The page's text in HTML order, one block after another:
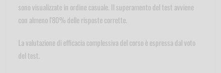
sono visualizzate in ordine casuale. Il superamento del test avviene
con almeno l'80% delle risposte corrette.
La valutazione di efficacia complessiva del corso è espressa dal voto
del test.